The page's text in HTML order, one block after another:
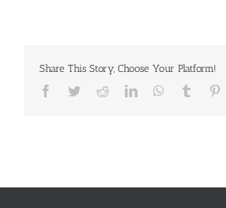
Share This Story, Choose Your Platform!
Facebook
TwitterRedditLinkedInWhatsApp
Tumblr